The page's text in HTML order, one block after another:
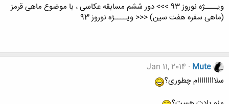
ویــــژه نوروز 93 >>> دور ششم مسابقه عکاسی ، با موضوع ماهی قرمز
(ماهی سفره هفت سین) <<< ویــــژه نوروز 93
Mute
Jan 11, 2014
سلااااااااام چطوری؟